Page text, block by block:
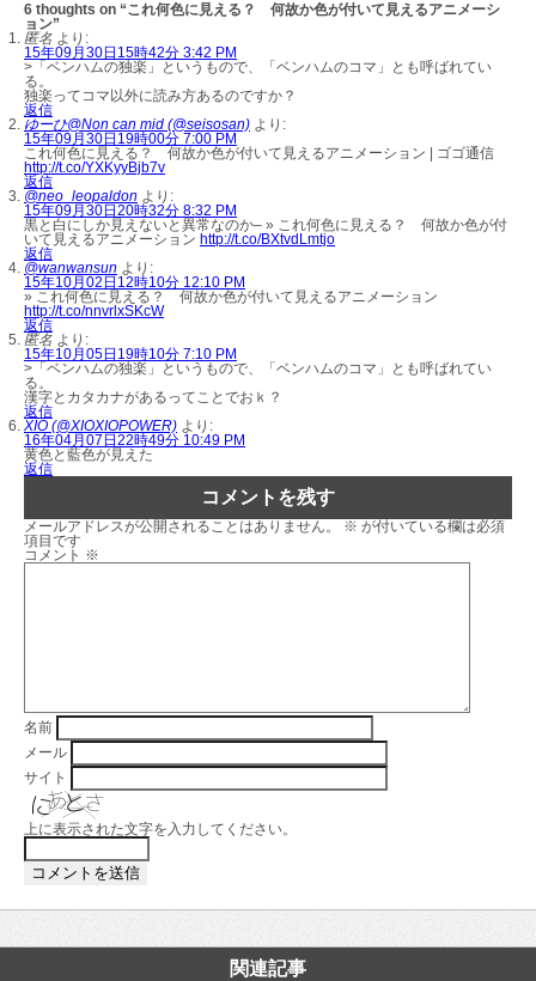
6 thoughts on “これ何色に見える？ 何故か色が付いて見えるアニメーシ
ョン”
匿名 より:
15年09月30日15時42分 3:42 PM
>「ベンハムの独楽」というもので、「ベンハムのコマ」とも呼ばれてい
る。
独楽ってコマ以外に読み方あるのですか？
返信
ゆーひ@Non can mid (@seisosan) より:
15年09月30日19時00分 7:00 PM
これ何色に見える？ 何故か色が付いて見えるアニメーション | ゴゴ通信
http://t.co/YXKyyBjb7v
返信
@neo_leopaldon より:
15年09月30日20時32分 8:32 PM
黒と白にしか見えないと異常なのか– » これ何色に見える？ 何故か色が付
いて見えるアニメーション http://t.co/BXtvdLmtjo
返信
@wanwansun より:
15年10月02日12時10分 12:10 PM
» これ何色に見える？ 何故か色が付いて見えるアニメーション
http://t.co/nnvrlxSKcW
返信
匿名 より:
15年10月05日19時10分 7:10 PM
>「ベンハムの独楽」というもので、「ベンハムのコマ」とも呼ばれてい
る。
漢字とカタカナがあるってことでおｋ？
返信
XIO (@XIOXIOPOWER) より:
16年04月07日22時49分 10:49 PM
黄色と藍色が見えた
返信
コメントを残す
メールアドレスが公開されることはありません。 ※ が付いている欄は必須
項目です
コメント ※
名前
メール
サイト
上に表示された文字を入力してください。
関連記事